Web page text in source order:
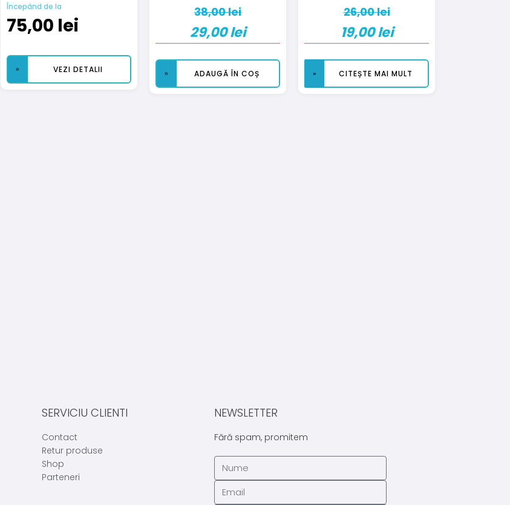
Începând de la
75,00 lei
VEZI DETALII
38,00lei
29,00lei
ADAUGĂ ÎN COȘ
26,00lei
19,00lei
CITEȘTE MAI MULT
SERVICIU CLIENTI
Contact
Retur produse
Shop
Parteneri
NEWSLETTER
Fără spam, promitem